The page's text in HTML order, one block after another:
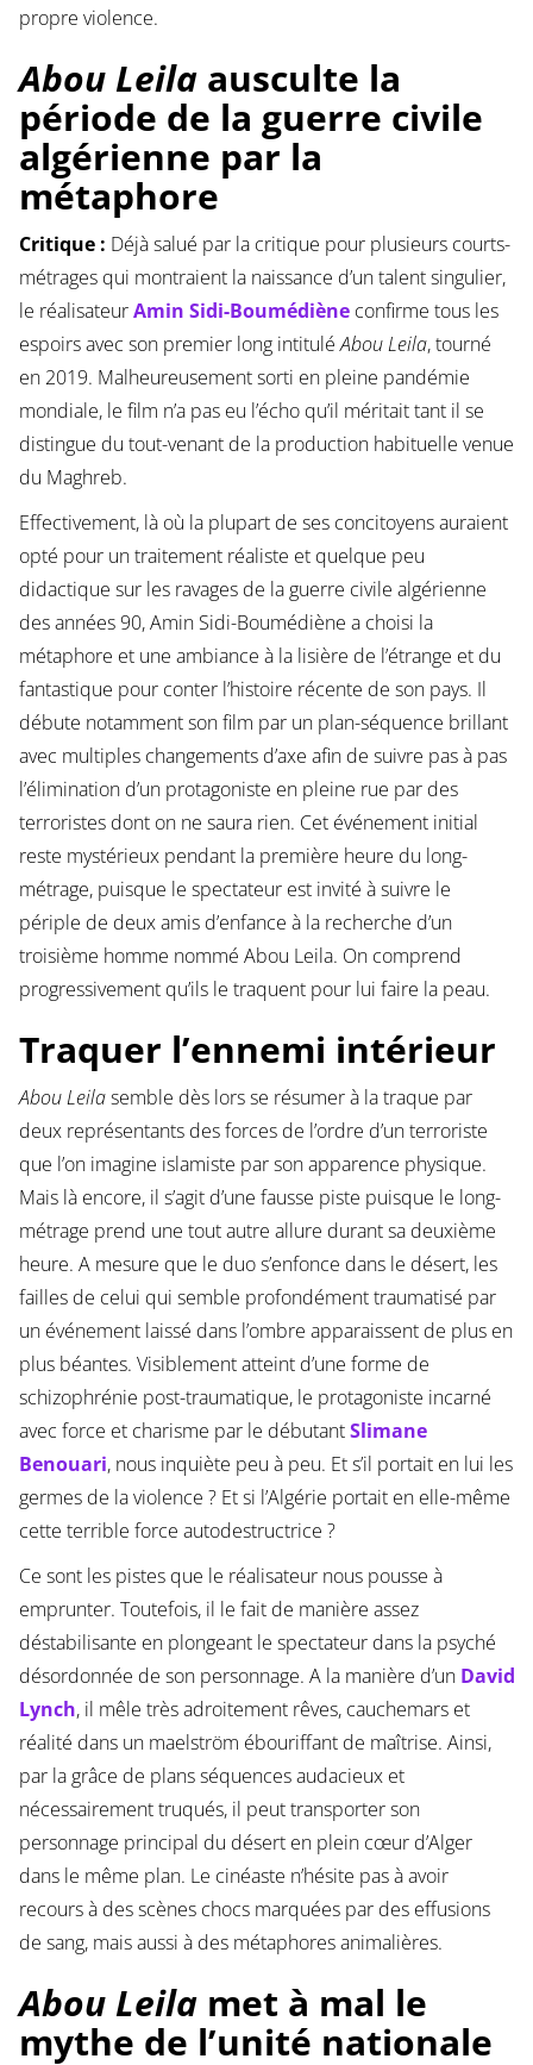
propre violence.
Abou Leilaausculte la
période de la guerre civile
algérienne par la
métaphore
Critique : Déjà salué par la critique pour plusieurs courts-
métrages qui montraient la naissance d’un talent singulier,
le réalisateurAmin Sidi-Boumédièneconfirme tous les
espoirs avec son premier long intituléAbou Leila, tourné
en 2019. Malheureusement sorti en pleine pandémie
mondiale, le film n’a pas eu l’écho qu’il méritait tant il se
distingue du tout-venant de la production habituelle venue
du Maghreb.
Effectivement, là où la plupart de ses concitoyens auraient
opté pour un traitement réaliste et quelque peu
didactique sur les ravages de la guerre civile algérienne
des années 90, Amin Sidi-Boumédiène a choisi la
métaphore et une ambiance à la lisière de l’étrange et du
fantastique pour conter l’histoire récente de son pays. Il
débute notamment son film par un plan-séquence brillant
avec multiples changements d’axe afin de suivre pas à pas
l’élimination d’un protagoniste en pleine rue par des
terroristes dont on ne saura rien. Cet événement initial
reste mystérieux pendant la première heure du long-
métrage, puisque le spectateur est invité à suivre le
périple de deux amis d’enfance à la recherche d’un
troisième homme nommé Abou Leila. On comprend
progressivement qu’ils le traquent pour lui faire la peau.
Traquer l’ennemi intérieur
Abou Leilasemble dès lors se résumer à la traque par
deux représentants des forces de l’ordre d’un terroriste
que l’on imagine islamiste par son apparence physique.
Mais là encore, il s’agit d’une fausse piste puisque le long-
métrage prend une tout autre allure durant sa deuxième
heure. A mesure que le duo s’enfonce dans le désert, les
failles de celui qui semble profondément traumatisé par
un événement laissé dans l’ombre apparaissent de plus en
plus béantes. Visiblement atteint d’une forme de
schizophrénie post-traumatique, le protagoniste incarné
avec force et charisme par le débutantSlimane
Benouari, nous inquiète peu à peu. Et s’il portait en lui les
germes de la violence ? Et si l’Algérie portait en elle-même
cette terrible force autodestructrice ?
Ce sont les pistes que le réalisateur nous pousse à
emprunter. Toutefois, il le fait de manière assez
déstabilisante en plongeant le spectateur dans la psyché
désordonnée de son personnage. A la manière d’un David
Lynch, il mêle très adroitement rêves, cauchemars et
réalité dans un maelström ébouriffant de maîtrise. Ainsi,
par la grâce de plans séquences audacieux et
nécessairement truqués, il peut transporter son
personnage principal du désert en plein cœur d’Alger
dans le même plan. Le cinéaste n’hésite pas à avoir
recours à des scènes chocs marquées par des effusions
de sang, mais aussi à des métaphores animalières.
Abou Leilamet à mal le
mythe de l’unité nationale